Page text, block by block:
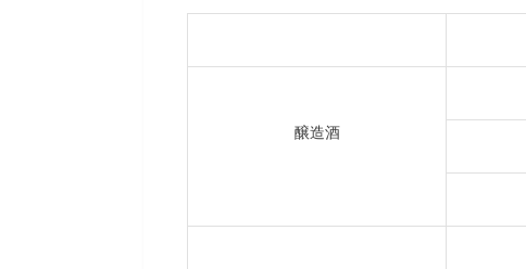
醸造酒